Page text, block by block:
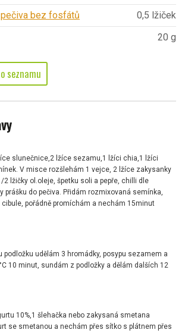
bez fosfátů
0,5 lžiček
20 g
seznamu
slunečnice,2 lžíce sezamu,1 lžíci chia,1 lžíci
V misce rozšlehám 1 vejce, 2 lžíce zakysanky
2 lžičky ol.oleje, špetku soli a pepře, chilli dle
prášku do pečiva. Přidám rozmixovaná semínka,
cibule, pořádně promíchám a nechám 15minut
podložku udělám 3 hromádky, posypu sezamem a
10 minut, sundám z podložky a dělám dalších 12
10%,1 šlehačka nebo zakysaná smetana
se smetanou a nechám přes sítko s plátnem přes